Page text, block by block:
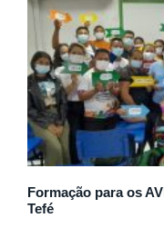
Formação para os
Tefé